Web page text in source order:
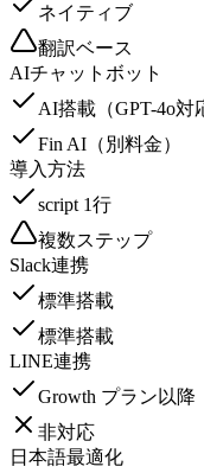
ネイティブ
翻訳ベース
AIチャットボット
AI搭載（GPT-4o対
Fin AI（別料金）
導入方法
script 1行
複数ステップ
Slack連携
標準搭載
標準搭載
LINE連携
Growth プラン以降
非対応
日本語最適化